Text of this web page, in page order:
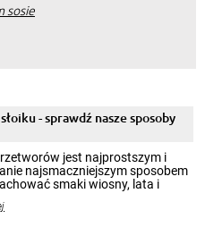
sosie
- sprawdź nasze sposoby
jest najprostszym i
najsmaczniejszym sposobem
smaki wiosny, lata i
by cieszyć nimi oko w sezonie